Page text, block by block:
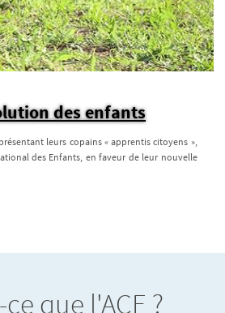
des enfants
leurs copains « apprentis citoyens »,
des Enfants, en faveur de leur nouvelle
que l'ACE ?